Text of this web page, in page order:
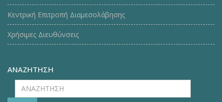
Κεντρική Επιτροπή Διαμεσολάβησης
Χρήσιμες Διευθύνσεις
ΑΝΑΖΗΤΗΣΗ
ΑΝΑΖΗΤΗΣΗ